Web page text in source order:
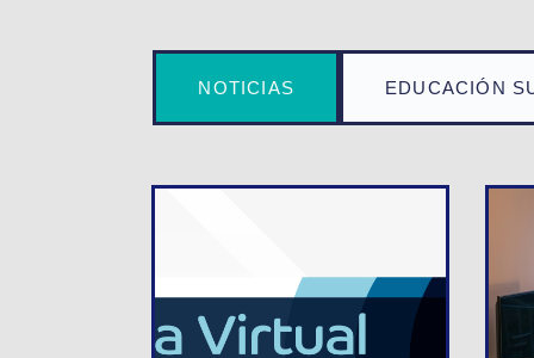
NOTICIAS EDUCACIÓN